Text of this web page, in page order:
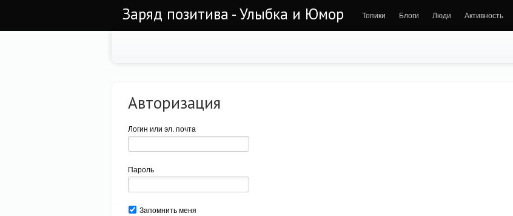
Заряд позитива - Улыбка и Юмор Топики Блоги Люди Активность
Авторизация
Логин или эл. почта
Пароль
Запомнить меня